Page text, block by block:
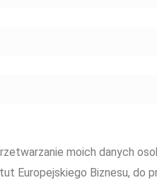
moich danych
Europejskiego Biznesu, do